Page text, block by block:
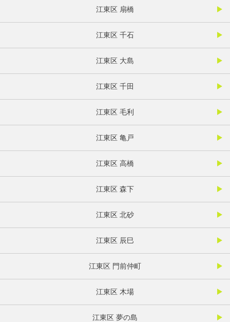
江東区 扇橋
江東区 千石
江東区 大島
江東区 千田
江東区 毛利
江東区 亀戸
江東区 高橋
江東区 森下
江東区 北砂
江東区 辰巳
江東区 門前仲町
江東区 木場
江東区 夢の島